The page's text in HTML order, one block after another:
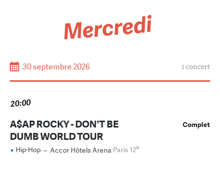
Mercredi
30 septembre 2026 1 concert
20:00
Complet
A$AP ROCKY - DON'T BE
DUMB WORLD TOUR
Hip-Hop – Accor Hôtels Arena Paris 12e